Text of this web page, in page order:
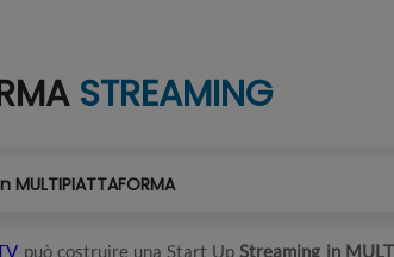
STREAMING
MULTIPIATTAFORMA
può costruire una Start UpStreaming in